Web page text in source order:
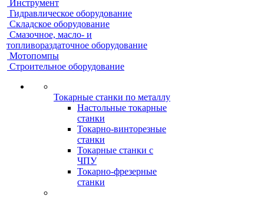
Инструмент
Гидравлическое оборудование
Складское оборудование
Смазочное, масло- и
топливораздаточное оборудование
Мотопомпы
Строительное оборудование
Токарные станки по металлу
Настольные токарные
станки
Токарно-винторезные
станки
Токарные станки с
ЧПУ
Токарно-фрезерные
станки